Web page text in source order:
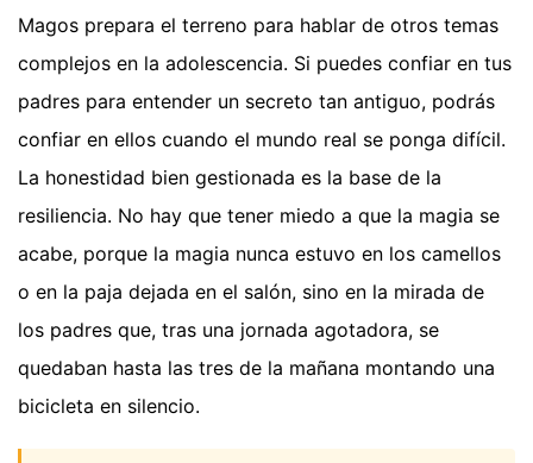
Magos prepara el terreno para hablar de otros temas
complejos en la adolescencia. Si puedes confiar en tus
padres para entender un secreto tan antiguo, podrás
confiar en ellos cuando el mundo real se ponga difícil.
La honestidad bien gestionada es la base de la
resiliencia. No hay que tener miedo a que la magia se
acabe, porque la magia nunca estuvo en los camellos
o en la paja dejada en el salón, sino en la mirada de
los padres que, tras una jornada agotadora, se
quedaban hasta las tres de la mañana montando una
bicicleta en silencio.